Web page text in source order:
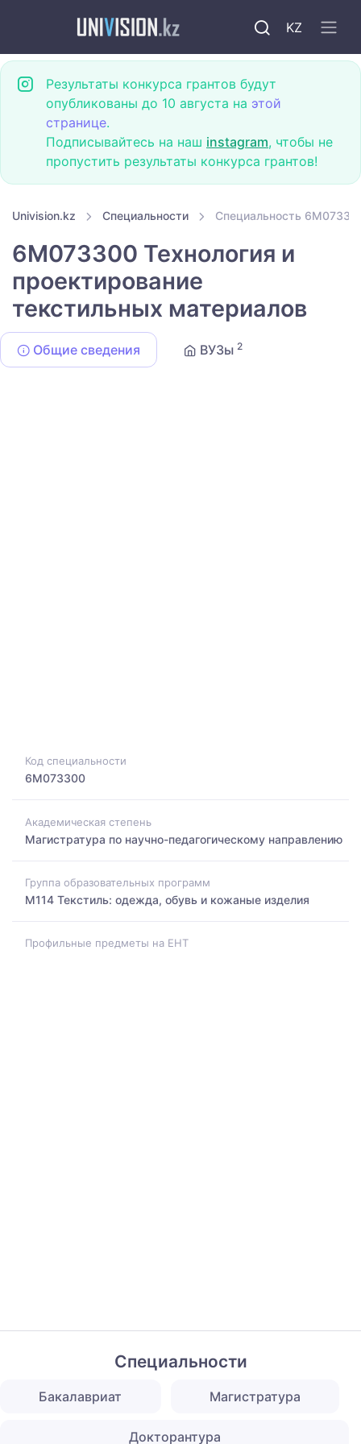
KZ
Результаты конкурса грантов будут
опубликованы до 10 августа на этой
странице.
Подписывайтесь на наш instagram, чтобы не
пропустить результаты конкурса грантов!
Univision.kz Специальности Специальность
6M073300 Технология и
проектирование
текстильных материалов
Общие сведения ВУЗы 2
Код специальности
6M073300
Академическая степень
Магистратура по научно-педагогическому направлению
Группа образовательных программ
M114 Текстиль: одежда, обувь и кожаные изделия
Профильные предметы на ЕНТ
Специальности
Бакалавриат Магистратура
Докторантура